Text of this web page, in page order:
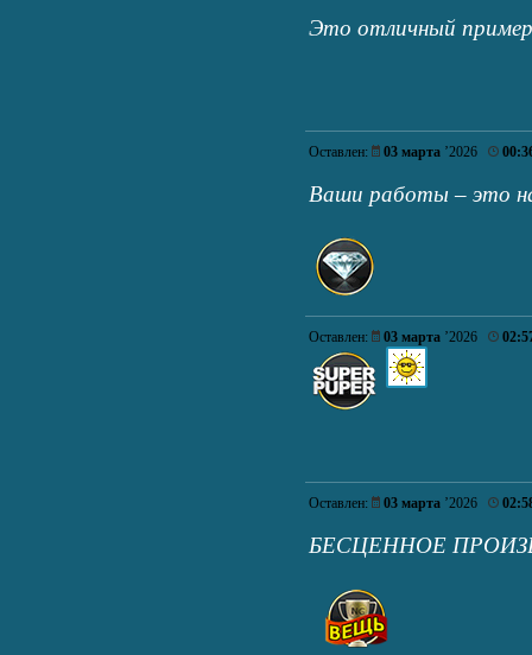
Это отличный
Оставлен: 03 марта ’2026
Ваши работы – это
Оставлен: 03 марта ’2026
Оставлен: 03 марта ’2026
БЕСЦЕННОЕ